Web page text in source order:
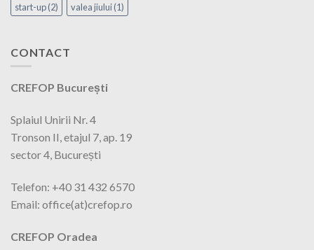
start-up(2) valea jiului(1)
CONTACT
CREFOP București
Splaiul Unirii Nr. 4
Tronson II, etajul 7, ap. 19
sector 4, București
Telefon: +40 31 432 6570
Email: office(at)crefop.ro
CREFOP Oradea